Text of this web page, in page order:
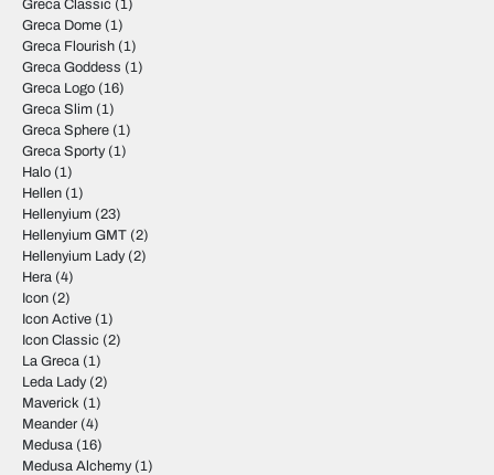
Greca Classic (1)
Greca Dome (1)
Greca Flourish (1)
Greca Goddess (1)
Greca Logo (16)
Greca Slim (1)
Greca Sphere (1)
Greca Sporty(1)
Halo (1)
Hellen (1)
Hellenyium (23)
Hellenyium GMT (2)
Hellenyium Lady(2)
Hera (4)
Icon (2)
Icon Active (1)
Icon Classic (2)
La Greca (1)
Leda Lady(2)
Maverick (1)
Meander (4)
Medusa (16)
Medusa Alchemy(1)